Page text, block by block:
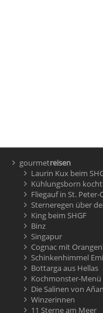
gourmetreisen
Laurin Kux beim
Kühlungsborn
Fliegauf in St. Peter-
Sterneregen über
King beim SHGF
Binz
Singapur
Cognac mit
Schinkenhimmel
Bottarga aus Hellas
Kochmonster-
Die Salinen von
Winzerinnen
11 Sterne am Meer